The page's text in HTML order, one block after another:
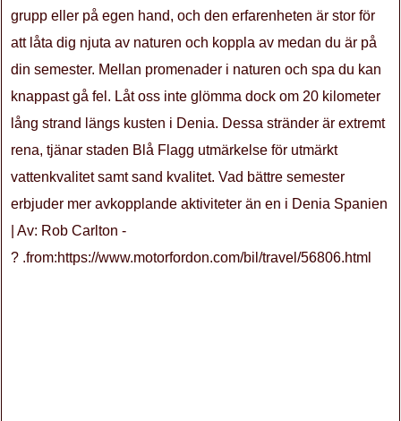
grupp eller på egen hand, och den erfarenheten är stor för
att låta dig njuta av naturen och koppla av medan du är på
din semester. Mellan promenader i naturen och spa du kan
knappast gå fel. Låt oss inte glömma dock om 20 kilometer
lång strand längs kusten i Denia. Dessa stränder är extremt
rena, tjänar staden Blå Flagg utmärkelse för utmärkt
vattenkvalitet samt sand kvalitet. Vad bättre semester
erbjuder mer avkopplande aktiviteter än en i Denia Spanien
| Av: Rob Carlton -
? .from:https://www.motorfordon.com/bil/travel/56806.html